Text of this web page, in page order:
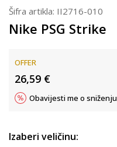
Šifra artikla: II2716-010
Nike PSG Strike
OFFER
26,59 €
Obavijesti me o sniženju
Izaberi veličinu: